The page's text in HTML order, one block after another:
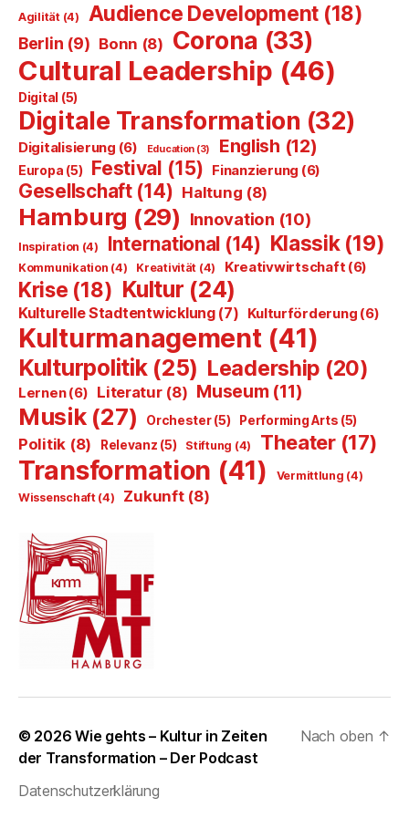
Agilität(4) Audience Development (18)
Berlin (9) Bonn (8) Corona (33)
Cultural Leadership (46)
Digital (5)
Digitale Transformation (32)
Digitalisierung (6) Education (3) English (12)
Europa (5) Festival (15) Finanzierung (6)
Gesellschaft(14) Haltung (8)
Hamburg (29) Innovation (10)
Inspiration (4) International (14) Klassik(19)
Kommunikation (4) Kreativität (4) Kreativwirtschaft (6)
Krise (18) Kultur (24)
Kulturelle Stadtentwicklung(7) Kulturförderung (6)
Kulturmanagement(41)
Kulturpolitik(25) Leadership (20)
Lernen(6) Literatur(8) Museum (11)
Musik(27) Orchester(5) Performing Arts (5)
Politik (8) Relevanz (5) Stiftung (4) Theater(17)
Transformation (41) Vermittlung (4)
Wissenschaft(4) Zukunft(8)
© 2026Wie gehts – Kultur in Zeiten
der Transformation – Der Podcast
Datenschutzerklärung
Nach oben ↑